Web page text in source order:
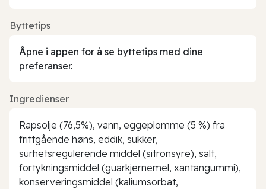
Byttetips
Åpne i appen for å se byttetips med dine
preferanser.
Ingredienser
Rapsolje (76,5%), vann, eggeplomme (5 %) fra
frittgående høns, eddik, sukker,
surhetsregulerende middel (sitronsyre), salt,
fortykningsmiddel (guarkjernemel, xantangummi),
konserveringsmiddel (kaliumsorbat,